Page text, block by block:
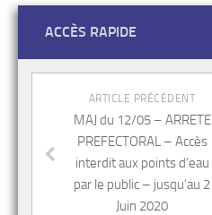
ACCÈS RAPIDE
ARTICLE PRÉCÉDENT
MAJ du 12/05 – ARRETE
PREFECTORAL – Accès
interdit aux points d’eau
par le public – jusqu’au 2
Juin 2020